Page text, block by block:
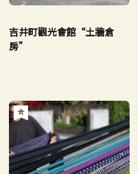
吉井町觀光會館“土牆倉
房”